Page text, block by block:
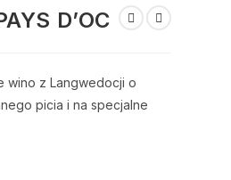
D’OC
wino z Langwedocji o
picia i na specjalne